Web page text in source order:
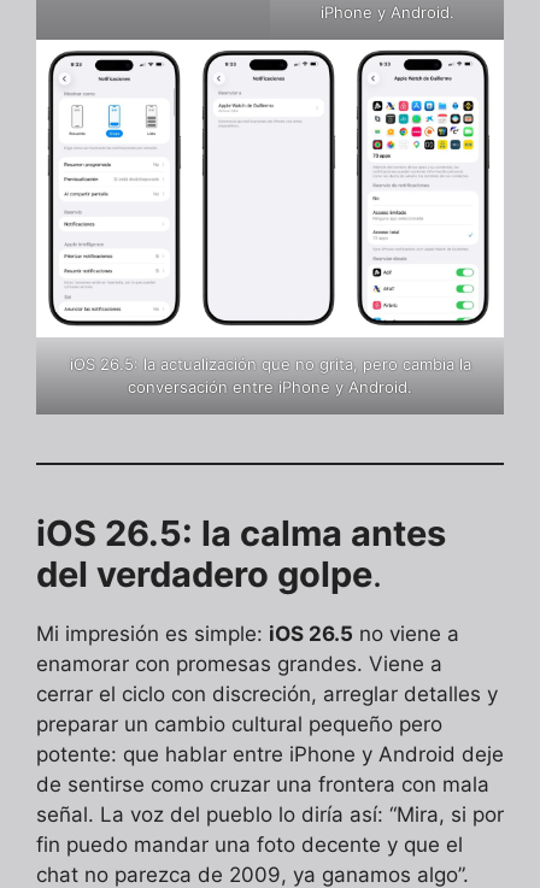
iPhone y Android.
iOS 26.5: la actualización que no grita, pero cambia la
conversación entre iPhone y Android.
iOS 26.5: la calma antes
del verdadero golpe.
Mi impresión es simple: iOS 26.5 no viene a
enamorar con promesas grandes. Viene a
cerrar el ciclo con discreción, arreglar detalles y
preparar un cambio cultural pequeño pero
potente: que hablar entre iPhone y Android deje
de sentirse como cruzar una frontera con mala
señal. La voz del pueblo lo diría así: “Mira, si por
fin puedo mandar una foto decente y que el
chat no parezca de 2009, ya ganamos algo”.